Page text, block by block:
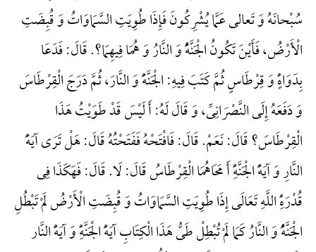
سُبْحانَهُ وَ تَعالی عَمَّا یُشْرِکُونَ فَإِذَا طُوِیَتِ السَّمَاوَاتُ وَ قُبِضَتِ
الْأَرْضُ، فَأَیْنَ تَکُونُ الْجَنَّهًُْ وَ النَّارُ وَ هُمَا فِیهِمَا؟. قَالَ: فَدَعَا
بِدَوَاهًٍْ وَ قِرْطَاسٍ ثُمَّ کَتَبَ فِیهِ: الْجَنَّهًَْ وَ النَّارَ، ثُمَّ دَرَجَ الْقِرْطَاسَ
وَ دَفَعَهُ إِلَی النَّصْرَانِیِّ، وَ قَالَ لَهُ: أَ لَیْسَ قَدْ طَوَیْتُ هَذَا
الْقِرْطَاسَ؟ قَالَ: نَعَمْ. قَالَ: فَافْتَحْهُ فَفَتَحْتُهُ قَالَ: هَلْ تَرَی آیَهًَْ
النَّارِ وَ آیَهًَْ الْجَنَّهًِْ أَ مَحَاهُمَا الْقِرْطَاسُ قَالَ: لَا. قَالَ: فَهَکَذَا فِی
قُدْرَهًِْ اللَّهِ تَعَالَی إِذَا طُوِیَتِ السَّمَاوَاتُ وَ قُبِضَتِ الْأَرْضُ لَمْ تَبْطُلِ
الْجَنَّهًُْ وَ النَّارُ کَمَا لَمْ تُبْطِلْ طَیُّ هَذَا الْکِتَابِ آیَهًَْ الْجَنَّهًِْ وَ آیَهًَْ النَّار